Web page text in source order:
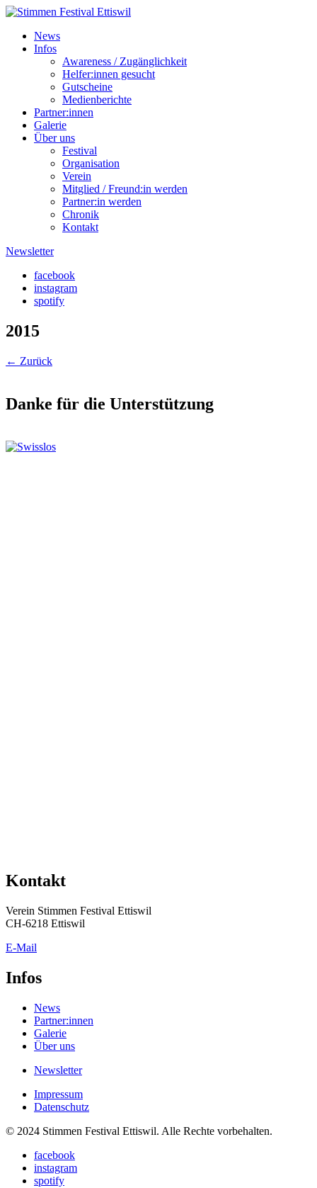
News
Infos
Awareness / Zugänglichkeit
Helfer:innen gesucht
Gutscheine
Medienberichte
Partner:innen
Galerie
Über uns
Festival
Organisation
Verein
Mitglied / Freund:in werden
Partner:in werden
Chronik
Kontakt
Newsletter
facebook
instagram
spotify
2015
← Zurück
Danke für die Unterstützung
Kontakt
Verein Stimmen Festival Ettiswil
CH-6218 Ettiswil
E-Mail
Infos
News
Partner:innen
Galerie
Über uns
Newsletter
Impressum
Datenschutz
© 2024 Stimmen Festival Ettiswil. Alle Rechte vorbehalten.
facebook
instagram
spotify